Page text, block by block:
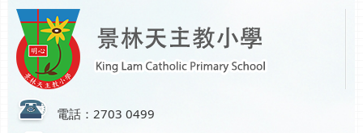
電話：2703 0499